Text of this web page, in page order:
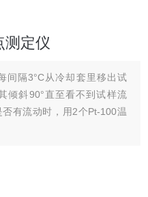
测定仪
间隔3°C从冷却套里移出试
倾斜90°直至看不到试样流
有流动时，用2个Pt-100温